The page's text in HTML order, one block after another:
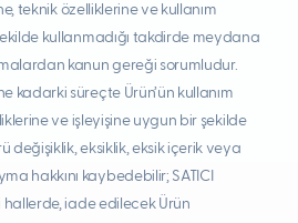
teknik özelliklerine ve kullanım
kullanmadığı takdirde meydana
kanun gereği sorumludur.
kadarki süreçte Ürün’ün kullanım
ve işleyişine uygun bir şekilde
değişiklik, eksiklik, eksik içerik veya
hakkını kaybedebilir; SATICI
iade edilecek Ürün